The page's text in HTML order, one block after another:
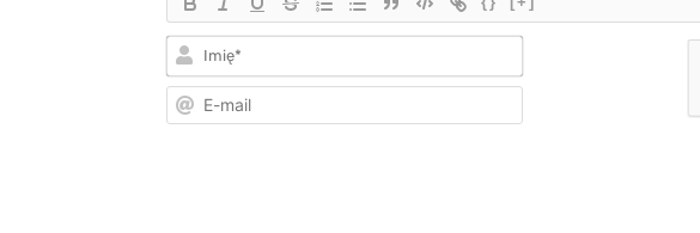
Imię*
mail